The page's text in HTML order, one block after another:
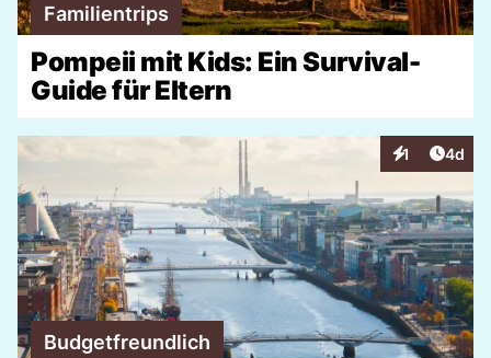
Familientrips
Pompeii mit Kids: Ein Survival-
Guide für Eltern
1
Interaktionen
4d
Budgetfreundlich